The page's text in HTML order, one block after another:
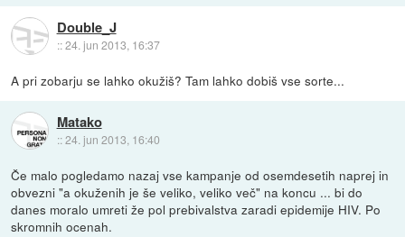
Double_J
::24. jun 2013, 16:37
A pri zobarju se lahko okužiš? Tam lahko dobiš vse sorte...
Matako
::24. jun 2013, 16:40
Če malo pogledamo nazaj vse kampanje od osemdesetih naprej in
obvezni "a okuženih je še veliko, veliko več" na koncu ... bi do
danes moralo umreti že pol prebivalstva zaradi epidemije HIV. Po
skromnih ocenah.